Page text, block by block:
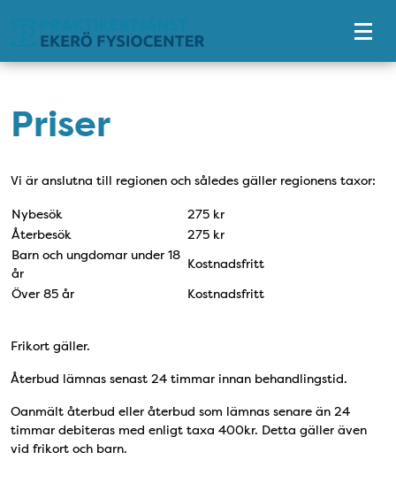
Priser
Vi är anslutna till regionen och således gäller regionens taxor:
Nybesök
275 kr
Återbesök
275 kr
Barn och ungdomar under 18
år
Kostnadsfritt
Över 85 år
Kostnadsfritt
Frikort gäller.
Återbud lämnas senast 24 timmar innan behandlingstid.
Oanmält återbud eller återbud som lämnas senare än 24
timmar debiteras med enligt taxa 400kr. Detta gäller även
vid frikort och barn.